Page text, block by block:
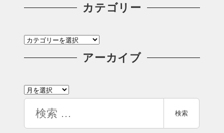
カテゴリー
カ
テ
リ
アーカイブ
ア
カ
索
検索